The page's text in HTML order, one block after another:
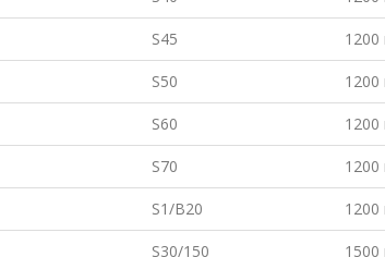
S45 1200
S50 1200
S60 1200
S70 1200
S1/B20 1200
S30/150 1500